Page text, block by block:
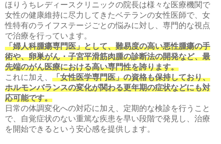
ほりうちレディースクリニックの院長は様々な医療機関で
女性の健康維持に尽力してきたベテランの女性医師で、女
性特有のライフステージごとの悩みに対し、専門的な視点
で治療を行っています。
「婦人科腫瘍専門医」として、難易度の高い悪性腫瘍の手
術や、卵巣がん・子宮平滑筋肉腫の診断法の開発など、最
先端のがん医療における高い専門性を誇ります。
これに加え、 「女性医学専門医」の資格も保持しており、
ホルモンバランスの変化が関わる更年期の症状などにも対
応可能です。
日常の体調変化への対応に加え、定期的な検診を行うこと
で、自覚症状のない重篤な疾患を早い段階で発見し、治療
を開始できるという安心感を提供します。